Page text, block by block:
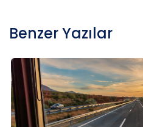
Benzer Yazılar